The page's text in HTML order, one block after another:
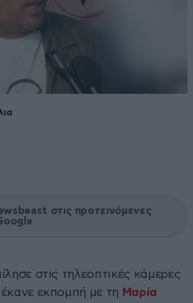
στις προτεινόμενες
στις τηλεοπτικές κάμερες
εκπομπή με τη Μαρία